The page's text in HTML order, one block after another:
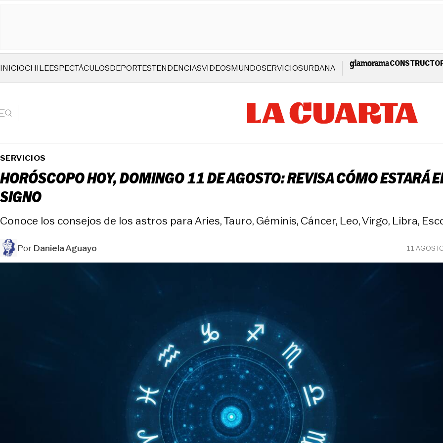
INICIOCHILEESPECTÁCULOSDEPORTESTENDENCIASVIDEOSMUNDOSERVICIOSURBANA
SERVICIOS
HORÓSCOPO HOY, DOMINGO 11 DE AGOSTO: REVISA CÓMO ESTARÁ
SIGNO
Conoce los consejos de los astros para Aries, Tauro, Géminis, Cáncer, Leo, Virgo, Libra,
PorDaniela Aguayo 11